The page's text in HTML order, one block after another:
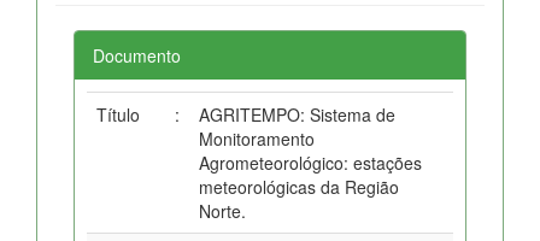
Documento
Título :
AGRITEMPO: Sistema de
Monitoramento
Agrometeorológico: estações
meteorológicas da Região
Norte.